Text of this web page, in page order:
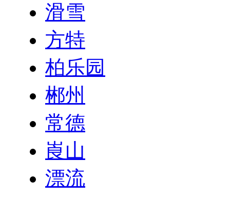
滑雪
方特
柏乐园
郴州
常德
崀山
漂流